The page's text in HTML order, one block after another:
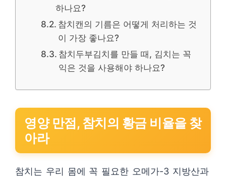
하나요?
참치캔의 기름은 어떻게 처리하는 것
이 가장 좋나요?
참치두부김치를 만들 때, 김치는 꼭
익은 것을 사용해야 하나요?
영양 만점, 참치의 황금 비율을 찾
아라
참치는 우리 몸에 꼭 필요한 오메가-3 지방산과